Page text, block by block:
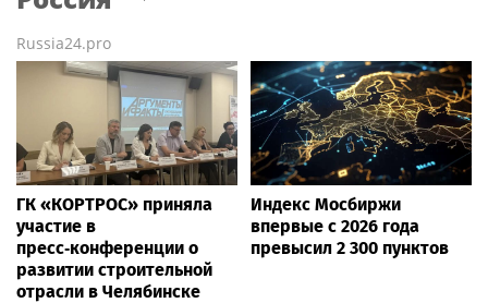
Russia24.pro
ГК «КОРТРОС» приняла
участие в
пресс‑конференции о
развитии строительной
отрасли в Челябинске
Индекс Мосбиржи
впервые с 2026 года
превысил 2 300 пунктов